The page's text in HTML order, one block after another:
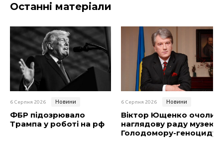
Останні матеріали
6 Серпня 2026 Новини
ФБР підозрювало
Трампа у роботі на рф
6 Серпня 2026 Новини
Віктор Ющенко очолив
наглядову раду музею
Голодомору-геноциду